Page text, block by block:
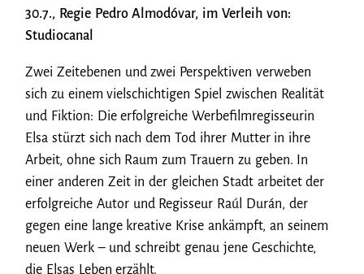
30.7., Regie Pedro Almodóvar, im Verleih von:
Studiocanal
Zwei Zeitebenen und zwei Perspektiven verweben
sich zu einem vielschichtigen Spiel zwischen Realität
und Fiktion: Die erfolgreiche Werbefilmregisseurin
Elsa stürzt sich nach dem Tod ihrer Mutter in ihre
Arbeit, ohne sich Raum zum Trauern zu geben. In
einer anderen Zeit in der gleichen Stadt arbeitet der
erfolgreiche Autor und Regisseur Raúl Durán, der
gegen eine lange kreative Krise ankämpft, an seinem
neuen Werk – und schreibt genau jene Geschichte,
die Elsas Leben erzählt.